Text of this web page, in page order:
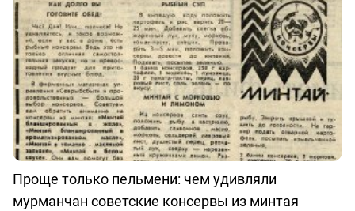
Проще только пельмени: чем удивляли
мурманчан советские консервы из минтая